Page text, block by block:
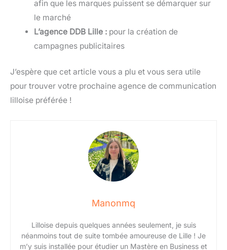
afin que les marques puissent se démarquer sur
le marché
L’agence DDB Lille :pour la création de
campagnes publicitaires
J’espère que cet article vous a plu et vous sera utile
pour trouver votre prochaine agence de communication
lilloise préférée !
Manonmq
Lilloise depuis quelques années seulement, je suis
néanmoins tout de suite tombée amoureuse de Lille ! Je
m’y suis installée pour étudier un Mastère en Business et